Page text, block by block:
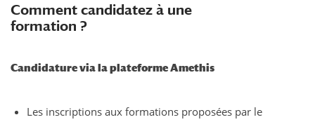
Comment candidatez à une
formation ?
Candidature via la plateforme Amethis
Les inscriptions aux formations proposées par le